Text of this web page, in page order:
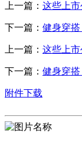
上一篇： 这些上
下一篇： 健身穿搭
上一篇： 这些上
下一篇： 健身穿搭
附件下载